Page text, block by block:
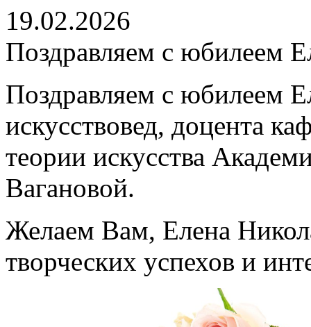
19.02.2026
Поздравляем с юбилеем
Поздравляем с юбилеем
искусствовед, доцента
теории искусства
Вагановой.
Желаем Вам, Елена
творческих успехов и